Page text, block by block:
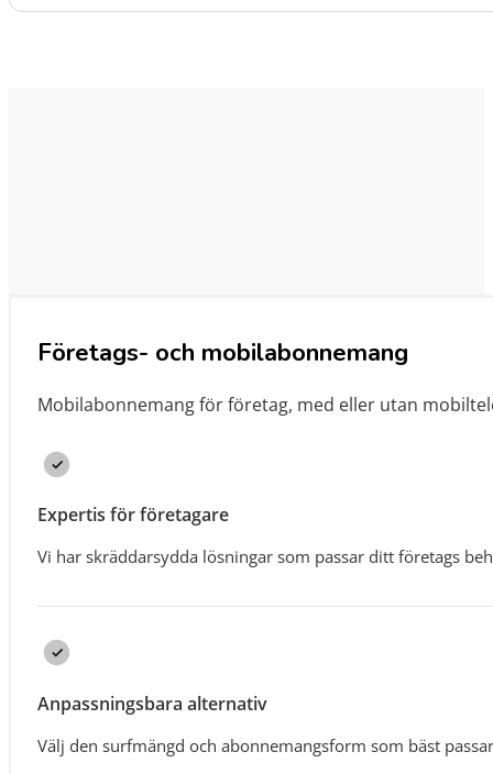
Företags- och mobilabonnemang
Mobilabonnemang för företag, med eller utan
Expertis för företagare
Vi har skräddarsydda lösningar som passar ditt företags
Anpassningsbara alternativ
Välj den surfmängd och abonnemangsform som bäst